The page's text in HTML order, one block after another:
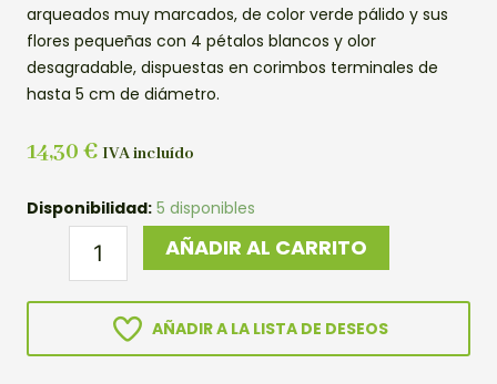
arqueados muy marcados, de color verde pálido y sus
flores pequeñas con 4 pétalos blancos y olor
desagradable, dispuestas en corimbos terminales de
hasta 5 cm de diámetro.
14,30 € IVA incluído
Disponibilidad: 5 disponibles
PLANTON
AÑADIR AL CARRITO
AÑADIR A LA LISTA DE DESEOS